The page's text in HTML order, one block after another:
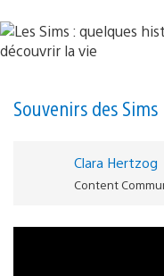
Souvenirs des Sims
Clara Hertzog
Content